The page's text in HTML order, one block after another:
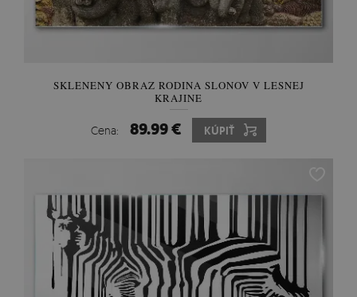
SKLENENY OBRAZ RODINA SLONOV V LESNEJ
KRAJINE
Cena: 89.99 € KÚPIŤ